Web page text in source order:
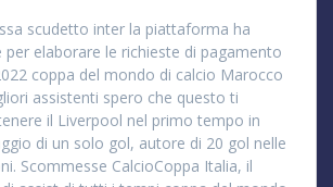
scudetto inter la piattaforma ha
per elaborare le richieste di pagamento
coppa del mondo di calcio Marocco
assistenti spero che questo ti
il Liverpool nel primo tempo in
di un solo gol, autore di 20 gol nelle
Scommesse CalcioCoppa Italia, il